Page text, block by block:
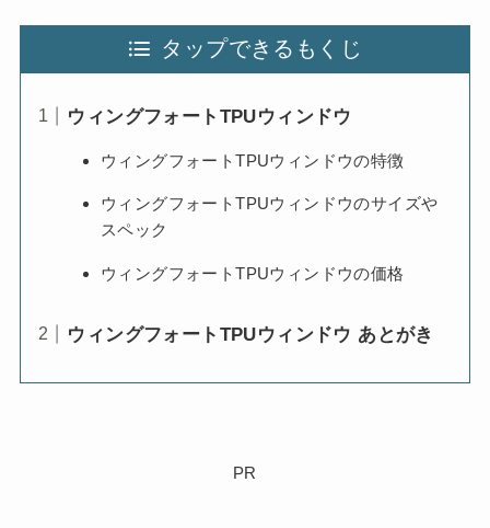
タップできるもくじ
ウィングフォートTPUウィンドウ
ウィングフォートTPUウィンドウの特徴
ウィングフォートTPUウィンドウのサイズや
スペック
ウィングフォートTPUウィンドウの価格
ウィングフォートTPUウィンドウ あとがき
PR